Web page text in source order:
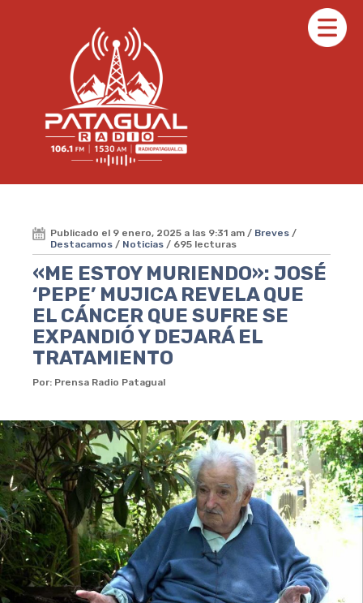
Publicado el 9 enero, 2025 a las 9:31 am / Breves /
Destacamos / Noticias / 695 lecturas
«ME ESTOY MURIENDO»: JOSÉ
‘PEPE’ MUJICA REVELA QUE
EL CÁNCER QUE SUFRE SE
EXPANDIÓ Y DEJARÁ EL
TRATAMIENTO
Por: Prensa Radio Patagual